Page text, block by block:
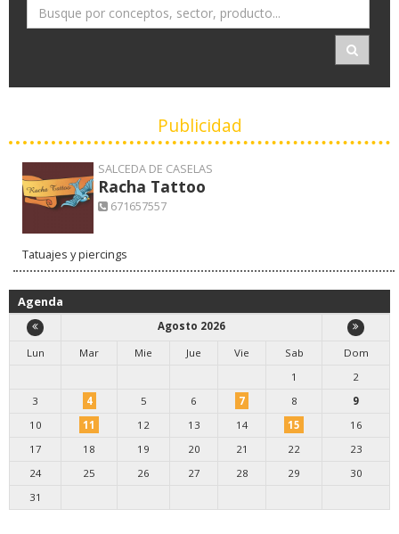
Publicidad
SALCEDA DE CASELAS
Racha Tattoo
671657557
Tatuajes y piercings
Agenda
Agosto 2026
Lun
Mar Mie Jue Vie Sab
Dom
1
2
3
4 5 6 7 8
9
10
11 12 13 14 15
16
17
18 19 20 21 22
23
24
25 26 27 28 29
30
31